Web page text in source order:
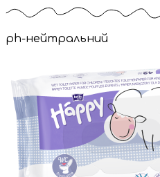
ph-нейтральний